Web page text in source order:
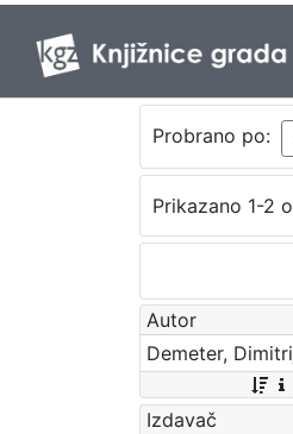
Probrano po:
Prikazano 1-2
Autor
Izdavač